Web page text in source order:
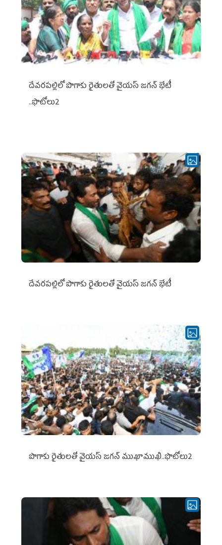
దేవరపల్లిలో పొగాకు రైతులతో వైయస్ జగన్ భేటీ
..ఫొటోలు2
దేవరపల్లిలో పొగాకు రైతులతో వైయస్ జగన్ భేటీ
పొగాకు రైతుల‌తో వైయ‌స్ జ‌గ‌న్ ముఖాముఖి..ఫొటోలు2